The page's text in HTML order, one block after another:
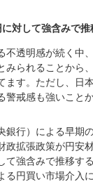
対して強含みで推
不透明感が続く中
みられることから
ます。ただし、日
警戒感も強いこと
銀行）による早期
政拡張政策が円安
て強含みで推移す
る円買い市場介入